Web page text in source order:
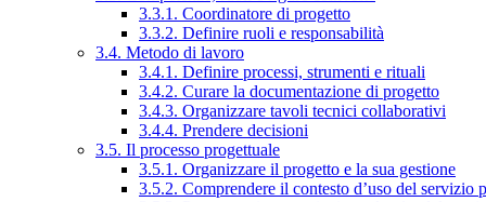
3.3.1. Coordinatore di progetto
3.3.2. Definire ruoli e responsabilità
3.4. Metodo di lavoro
3.4.1. Definire processi, strumenti e rituali
3.4.2. Curare la documentazione di progetto
3.4.3. Organizzare tavoli tecnici collaborativi
3.4.4. Prendere decisioni
3.5. Il processo progettuale
3.5.1. Organizzare il progetto e la sua gestione
3.5.2. Comprendere il contesto d’uso del servizio